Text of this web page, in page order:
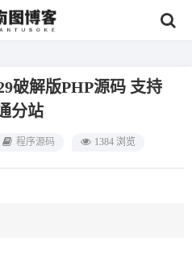
破解版PHP源码 支持
分站
程序源码 1384 浏览